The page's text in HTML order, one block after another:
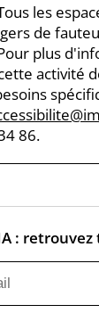
les
de
plus
activité
86.
: